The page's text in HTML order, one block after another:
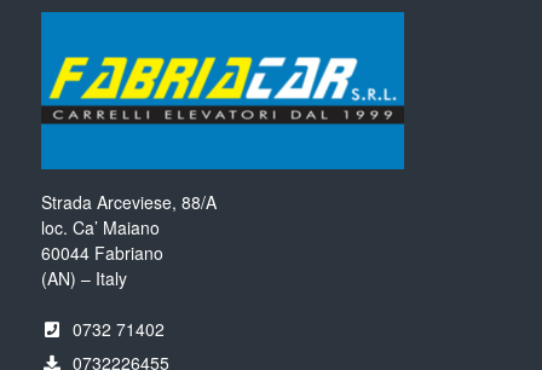
Strada Arceviese, 88/A
loc. Ca’ Maiano
60044 Fabriano
(AN) – Italy
0732 71402
0732226455